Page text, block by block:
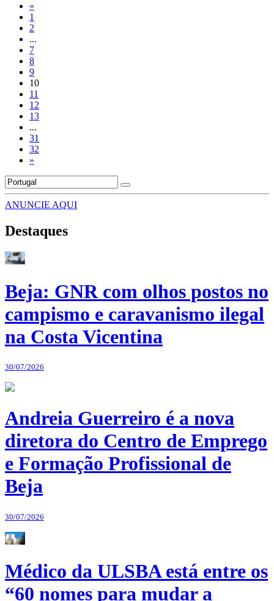
«
1
2
...
7
8
9
10
11
12
13
...
31
32
»
ANUNCIE AQUI
Destaques
Beja: GNR com olhos postos no
campismo e caravanismo ilegal
na Costa Vicentina
30/07/2026
Andreia Guerreiro é a nova
diretora do Centro de Emprego
e Formação Profissional de
Beja
30/07/2026
Médico da ULSBA está entre os
“60 nomes para mudar a